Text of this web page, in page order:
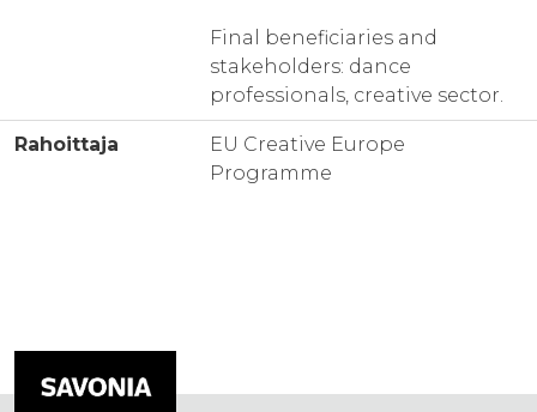
Final beneficiaries and
stakeholders: dance
professionals, creative sector.
Rahoittaja
EU Creative Europe
Programme